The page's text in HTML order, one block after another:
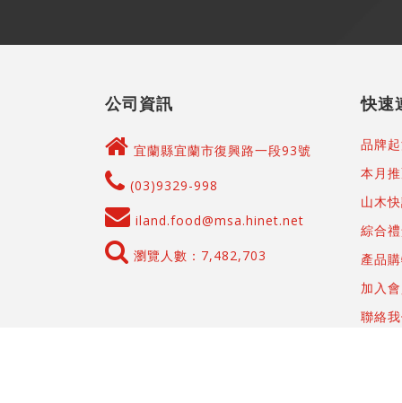
公司資訊
宜蘭縣宜蘭市復興路一段93號
(03)9329-998
iland.food@msa.hinet.net
瀏覽人數：7,482,703
快速
品牌
本月
山木
綜合
產品
加入
聯絡